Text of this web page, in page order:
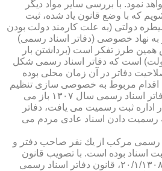
نمود. با بررسی سایر مواد دیگر
كه با وضع قانون یاد شده، ثبت
دولتی (به علت كارمند دولت بودن
به نهاد خصوصی (دفاتر اسناد رسمی)
همین طرز تفكر است (برداشتن بار
است كه دفاتر اسناد رسمی شكل
دفاتر در آن زمان محلی بوده
اقدام مربوط به خصوصی سازی تنظیم
اسناد مراجعان، به قانون دفاتر اسناد رسمی سال ۱۳۰۷ باز می
اداره ثبت رسمیت می یافت، دفاتر
رسمیت دادن اسناد عادی مردم می
رسمی مركب از یك نفر صاحب دفتر و
ثبت اسناد بوده است. با تصویب قانون
ثبت اسناد و املاك مصوب ۲۰/۱/۱۳۰۸، قانون دفاتر اسناد رسمی